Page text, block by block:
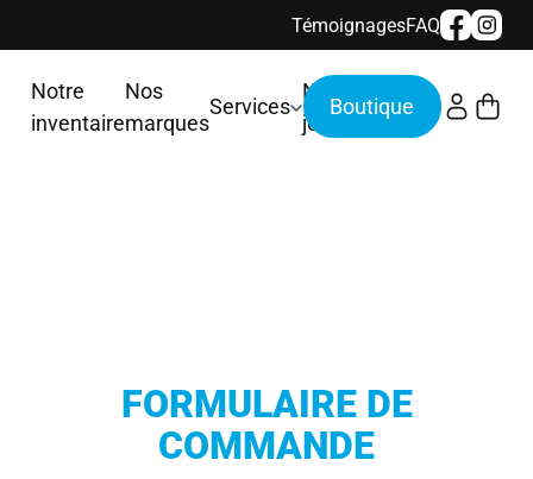
TémoignagesFAQ
Notre
inventaire
Nos
marques
Services
Nous
joindre
FORMULAIRE DE
COMMANDE